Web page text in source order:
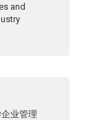
and
业管理